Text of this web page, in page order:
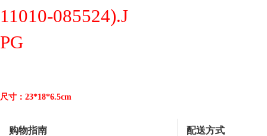
尺寸：23*18*6.5cm
购物指南 配送方式